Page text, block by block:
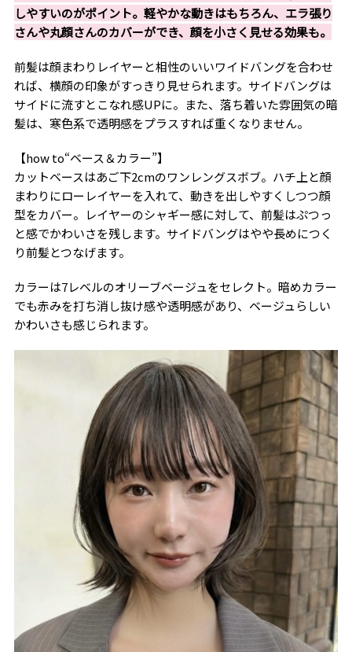
しやすいのがポイント。軽やかな動きはもちろん、エラ張り
さんや丸顔さんのカバーができ、顔を小さく見せる効果も。
前髪は顔まわりレイヤーと相性のいいワイドバングを合わせ
れば、横顔の印象がすっきり見せられます。サイドバングは
サイドに流すとこなれ感UPに。また、落ち着いた雰囲気の暗
髪は、寒色系で透明感をプラスすれば重くなりません。
【how to“ベース＆カラー”】
カットベースはあご下2cmのワンレングスボブ。ハチ上と顔
まわりにローレイヤーを入れて、動きを出しやすくしつつ顔
型をカバー。レイヤーのシャギー感に対して、前髪はぷつっ
と感でかわいさを残します。サイドバングはやや長めにつく
り前髪とつなげます。
カラーは7レベルのオリーブベージュをセレクト。暗めカラー
でも赤みを打ち消し抜け感や透明感があり、ベージュらしい
かわいさも感じられます。